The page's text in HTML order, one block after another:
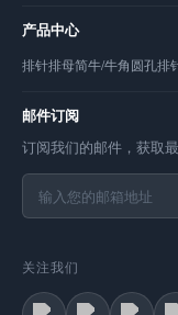
产品中心
排针排母简牛/牛角圆孔排
邮件订阅
订阅我们的邮件，获取
关注我们